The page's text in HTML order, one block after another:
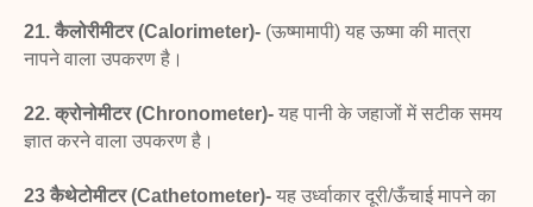
21. कैलोरीमीटर (Calorimeter)- (ऊष्मामापी) यह ऊष्मा की मात्रा
नापने वाला उपकरण है।
22. क्रोनोमीटर (Chronometer)- यह पानी के जहाजों मेंसटीक समय
ज्ञात करने वाला उपकरण है।
23 कैथेटोमीटर (Cathetometer)- यह उर्ध्वाकार दूरी/ऊँचाईमापने का